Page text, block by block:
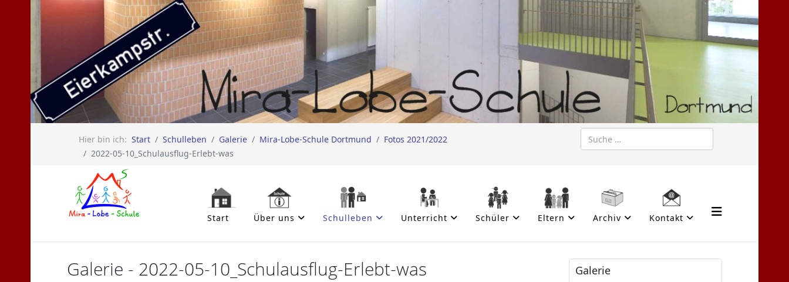
Hier bin ich: Start Schulleben Galerie Mira-Lobe-Schule Dortmund
Fotos 2021/2022
2022-05-10_Schulausflug-Erlebt-was
Suchen
Start Über uns Schulleben Unterricht Schüler Eltern Archiv Kontakt
Galerie - 2022-05-10_Schulausflug-Erlebt-was Galerie